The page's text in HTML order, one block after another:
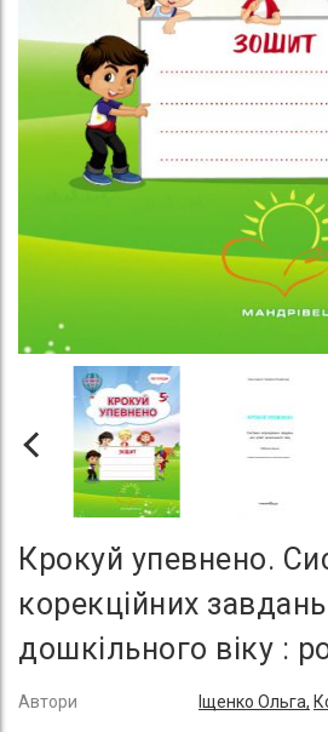
Крокуй упевнено.
корекційних
дошкільного віку :
Автори Іщенко Ольга,